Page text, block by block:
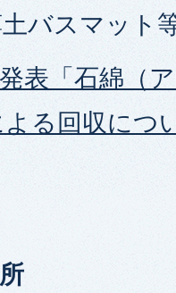
土バスマット
表「石綿（
る回収につ